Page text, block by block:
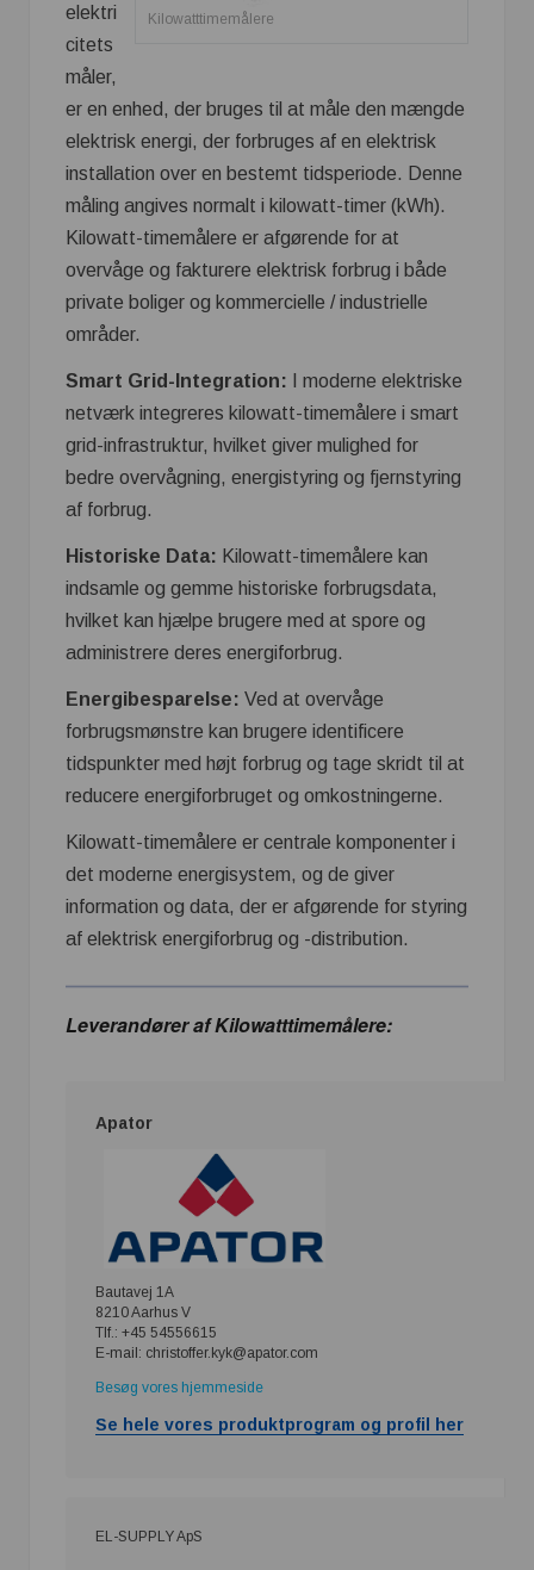
Kilowatttimemålere
elektri
citets
måler,
er en enhed, der bruges til at måle den mængde
elektrisk energi, der forbruges af en elektrisk
installation over en bestemt tidsperiode. Denne
måling angives normalt i kilowatt-timer (kWh).
Kilowatt-timemålere er afgørende for at
overvåge og fakturere elektrisk forbrug i både
private boliger og kommercielle / industrielle
områder.
Smart Grid-Integration: I moderne elektriske
netværk integreres kilowatt-timemålere i smart
grid-infrastruktur, hvilket giver mulighed for
bedre overvågning, energistyring og fjernstyring
af forbrug.
Historiske Data: Kilowatt-timemålere kan
indsamle og gemme historiske forbrugsdata,
hvilket kan hjælpe brugere med at spore og
administrere deres energiforbrug.
Energibesparelse: Ved at overvåge
forbrugsmønstre kan brugere identificere
tidspunkter med højt forbrug og tage skridt til at
reducere energiforbruget og omkostningerne.
Kilowatt-timemålere er centrale komponenter i
det moderne energisystem, og de giver
information og data, der er afgørende for styring
af elektrisk energiforbrug og -distribution.
Leverandører af Kilowatttimemålere:
Apator
Bautavej 1A
8210 Aarhus V
Tlf.: +45 54556615
E-mail: christoffer.kyk@apator.com
Besøg vores hjemmeside
Se hele vores produktprogram og profil her
EL-SUPPLY ApS